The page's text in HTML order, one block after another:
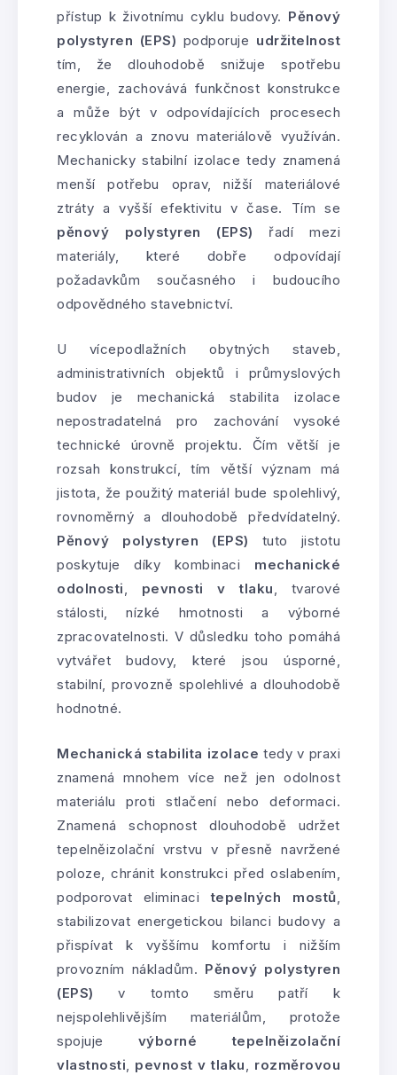
přístup k životnímu cyklu budovy. Pěnový
polystyren (EPS) podporuje udržitelnost
tím, že dlouhodobě snižuje spotřebu
energie, zachovává funkčnost konstrukce
a může být v odpovídajících procesech
recyklován a znovu materiálově využíván.
Mechanicky stabilní izolace tedy znamená
menší potřebu oprav, nižší materiálové
ztráty a vyšší efektivitu v čase. Tím se
pěnový polystyren (EPS) řadí mezi
materiály, které dobře odpovídají
požadavkům současného i budoucího
odpovědného stavebnictví.
U vícepodlažních obytných staveb,
administrativních objektů i průmyslových
budov je mechanická stabilita izolace
nepostradatelná pro zachování vysoké
technické úrovně projektu. Čím větší je
rozsah konstrukcí, tím větší význam má
jistota, že použitý materiál bude spolehlivý,
rovnoměrný a dlouhodobě předvídatelný.
Pěnový polystyren (EPS) tuto jistotu
poskytuje díky kombinaci mechanické
odolnosti, pevnosti v tlaku, tvarové
stálosti, nízké hmotnosti a výborné
zpracovatelnosti. V důsledku toho pomáhá
vytvářet budovy, které jsou úsporné,
stabilní, provozně spolehlivé a dlouhodobě
hodnotné.
Mechanická stabilita izolace tedy v praxi
znamená mnohem více než jen odolnost
materiálu proti stlačení nebo deformaci.
Znamená schopnost dlouhodobě udržet
tepelněizolační vrstvu v přesně navržené
poloze, chránit konstrukci před oslabením,
podporovat eliminacitepelných mostů,
stabilizovat energetickou bilanci budovy a
přispívat k vyššímu komfortu i nižším
provozním nákladům. Pěnový polystyren
(EPS) v tomto směru patří k
nejspolehlivějším materiálům, protože
spojuje výborné tepelněizolační
vlastnosti, pevnost v tlaku, rozměrovou